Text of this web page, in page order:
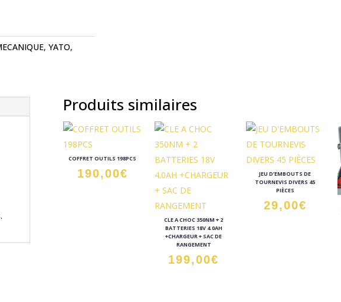
, YATO,
Produits similaires
COFFRET OUTILS 198PCS
190,00€
CLE A CHOC 350NM + 2
BATTERIES 18V 4.0AH
+CHARGEUR + SAC DE
RANGEMENT
199,00€
JEU D’EMBOUTS DE
TOURNEVIS DIVERS 45
PIÈCES
29,00€